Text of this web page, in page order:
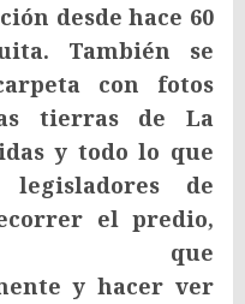
desde hace 60
También se
con fotos
tierras de La
y todo lo que
de
el predio,
que
y hacer ver